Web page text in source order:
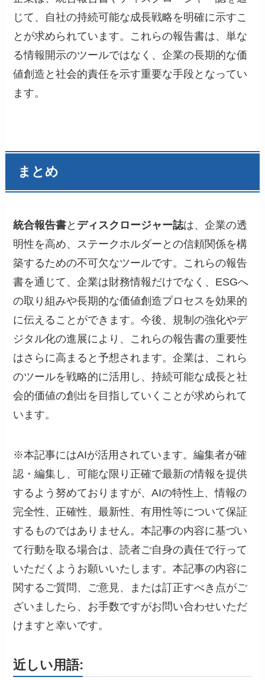
じて、自社の持続可能な成長戦略を明確に示すこ
とが求められています。これらの報告書は、単な
る情報開示のツールではなく、企業の長期的な価
値創造と社会的責任を示す重要な手段となってい
ます。
まとめ
統合報告書と ディスクロージャー誌は、企業の透
明性を高め、ステークホルダーとの信頼関係を構
築するための不可欠なツールです。これらの報告
書を通じて、企業は財務情報だけでなく、ESGへ
の取り組みや長期的な価値創造プロセスを効果的
に伝えることができます。今後、規制の強化やデ
ジタル化の進展により、これらの報告書の重要性
はさらに高まると予想されます。企業は、これら
のツールを戦略的に活用し、持続可能な成長と社
会的価値の創出を目指していくことが求められて
います。
※本記事にはAIが活用されています。編集者が確
認・編集し、可能な限り正確で最新の情報を提供
するよう努めておりますが、AIの特性上、情報の
完全性、正確性、最新性、有用性等について保証
するものではありません。本記事の内容に基づい
て行動を取る場合は、読者ご自身の責任で行って
いただくようお願いいたします。本記事の内容に
関するご質問、ご意見、または訂正すべき点がご
ざいましたら、お手数ですがお問い合わせいただ
けますと幸いです。
近しい用語: